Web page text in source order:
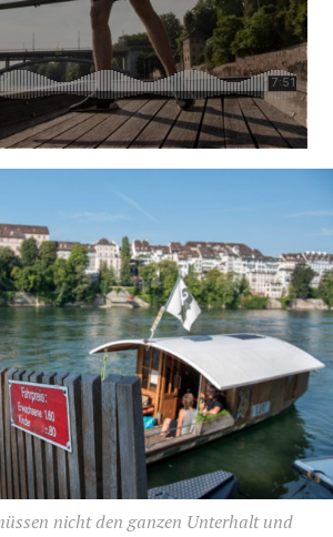
nicht den ganzen Unterhalt und